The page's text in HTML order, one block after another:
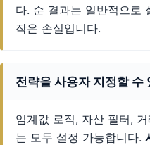
다. 순 결과는 일반적으로
작은 손실입니다.
전략을 사용자 지정할 수
임계값 로직, 자산 필터,
는 모두 설정 가능합니다.